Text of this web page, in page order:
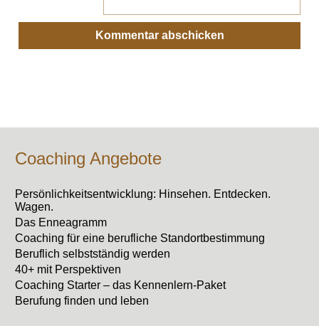
Coaching Angebote
Persönlichkeitsentwicklung: Hinsehen. Entdecken.
Wagen.
Das Enneagramm
Coaching für eine berufliche Standortbestimmung
Beruflich selbstständig werden
40+ mit Perspektiven
Coaching Starter – das Kennenlern-Paket
Berufung finden und leben